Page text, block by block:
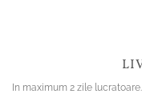
In maximum 2 zile